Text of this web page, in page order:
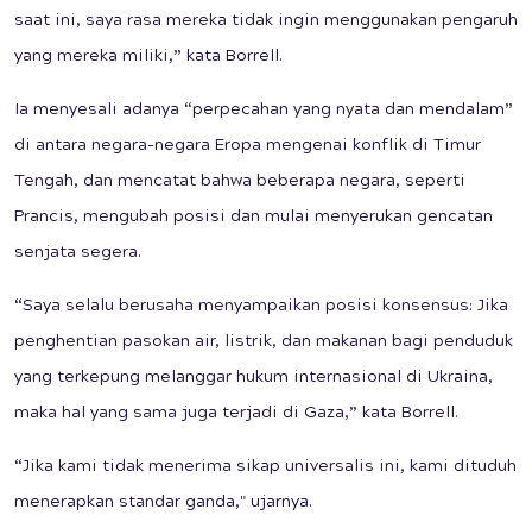
saat ini, saya rasa mereka tidak ingin menggunakan pengaruh
yang mereka miliki,” kata Borrell.
Ia menyesali adanya “perpecahan yang nyata dan mendalam”
di antara negara-negara Eropa mengenai konflik di Timur
Tengah, dan mencatat bahwa beberapa negara, seperti
Prancis, mengubah posisi dan mulai menyerukan gencatan
senjata segera.
“Saya selalu berusaha menyampaikan posisi konsensus: Jika
penghentian pasokan air, listrik, dan makanan bagi penduduk
yang terkepung melanggar hukum internasional di Ukraina,
maka hal yang sama juga terjadi di Gaza,” kata Borrell.
“Jika kami tidak menerima sikap universalis ini, kami dituduh
menerapkan standar ganda," ujarnya.